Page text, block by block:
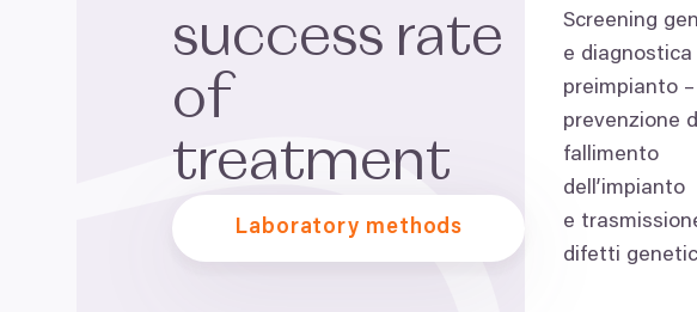
success rate
of
treatment
Laboratory methods
Screening
e diagnostica
preimpianto –⁠
prevenzione
fallimento
dell’impianto
e
difetti